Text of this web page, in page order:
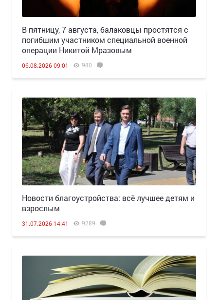
В пятницу, 7 августа, балаковцы простятся с
погибшим участником специальной военной
операции Никитой Мразовым
06.08.2026 09:01 980
Новости благоустройства: всё лучшее детям и
взрослым
31.07.2026 14:41 9289